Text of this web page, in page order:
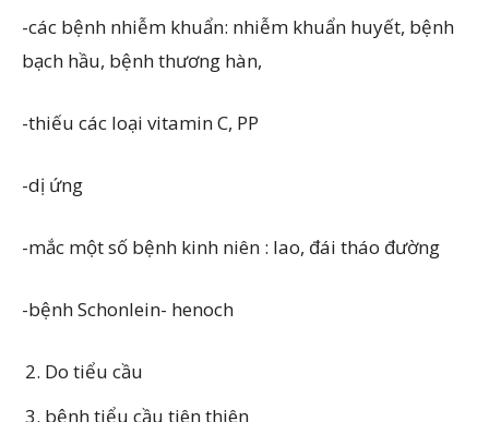
-các bệnh nhiễm khuẩn: nhiễm khuẩn huyết, bệnh
bạch hầu, bệnh thương hàn,
-thiếu các loại vitamin C, PP
-dị ứng
-mắc một số bệnh kinh niên : lao, đái tháo đường
-bệnh Schonlein- henoch
Do tiểu cầu
bệnh tiểu cầu tiên thiên